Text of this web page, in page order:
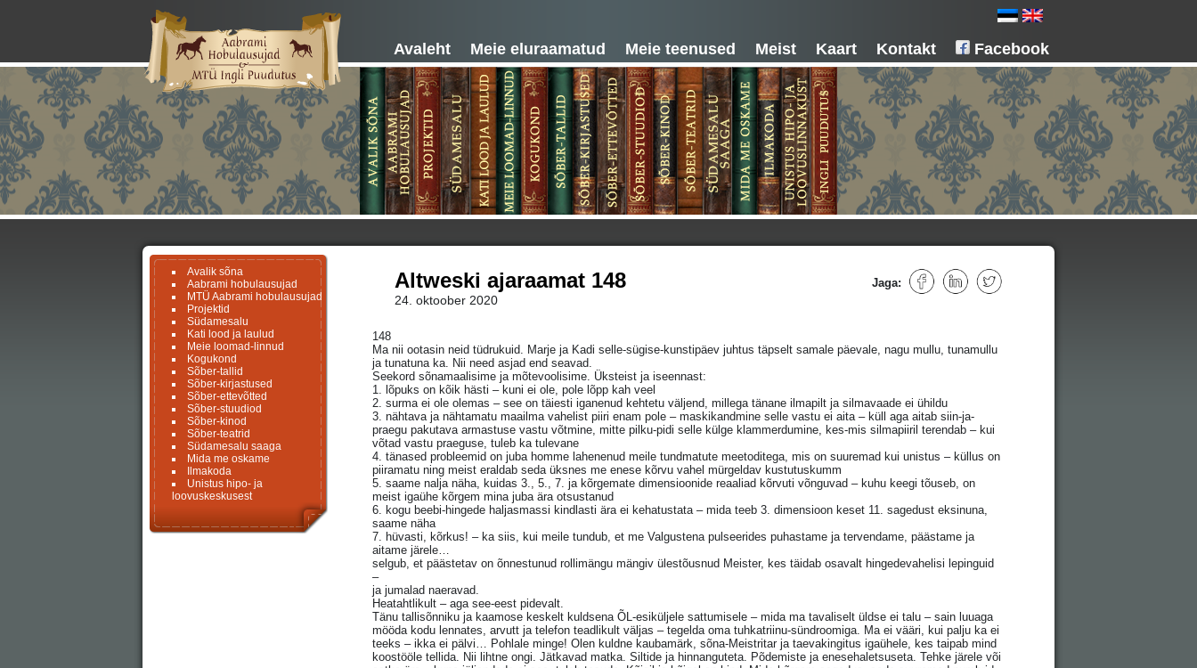
Avaleht Meie eluraamatud Meie teenused Meist Kaart Kontakt Facebook
Avalik sõna
Aabrami hobulausujad
MTÜ Aabrami hobulausujad
Projektid
Südamesalu
Kati lood ja laulud
Meie loomad-linnud
Kogukond
Sõber-tallid
Sõber-kirjastused
Sõber-ettevõtted
Sõber-stuudiod
Sõber-kinod
Sõber-teatrid
Südamesalu saaga
Mida me oskame
Ilmakoda
Unistus hipo- ja
loovuskeskusest
Altweski ajaraamat 148
24. oktoober 2020
Jaga:
148
Ma nii ootasin neid tüdrukuid. Marje ja Kadi selle-sügise-kunstipäev juhtus täpselt samale päevale, nagu mullu, tunamullu
ja tunatuna ka. Nii need asjad end seavad.
Seekord sõnamaalisime ja mõtevoolisime. Üksteist ja iseennast:
1. lõpuks on kõik hästi – kuni ei ole, pole lõpp kah veel
2. surma ei ole olemas – see on täiesti iganenud kehtetu väljend, millega tänane ilmapilt ja silmavaade ei ühildu
3. nähtava ja nähtamatu maailma vahelist piiri enam pole – maskikandmine selle vastu ei aita – küll aga aitab siin-ja-
praegu pakutava armastuse vastu võtmine, mitte pilku-pidi selle külge klammerdumine, kes-mis silmapiiril terendab – kui
võtad vastu praeguse, tuleb ka tulevane
4. tänased probleemid on juba homme lahenenud meile tundmatute meetoditega, mis on suuremad kui unistus – küllus on
piiramatu ning meist eraldab seda üksnes me enese kõrvu vahel mürgeldav kustutuskumm
5. saame nalja näha, kuidas 3., 5., 7. ja kõrgemate dimensioonide reaaliad kõrvuti võnguvad – kuhu keegi tõuseb, on
meist igaühe kõrgem mina juba ära otsustanud
6. kogu beebi-hingede haljasmassi kindlasti ära ei kehatustata – mida teeb 3. dimensioon keset 11. sagedust eksinuna,
saame näha
7. hüvasti, kõrkus! – ka siis, kui meile tundub, et me Valgustena pulseerides puhastame ja tervendame, päästame ja
aitame järele…
selgub, et päästetav on õnnestunud rollimängu mängiv ülestõusnud Meister, kes täidab osavalt hingedevahelisi lepinguid
–
ja jumalad naeravad.
Heatahtlikult – aga see-eest pidevalt.
Tänu tallisõnniku ja kaamose keskelt kuldsena ÕL-esiküljele sattumisele – mida ma tavaliselt üldse ei talu – sain luuaga
mööda kodu lennates, arvutt ja telefon teadlikult väljas – tegelda oma tuhkatriinu-sündroomiga. Ma ei vääri, kui palju ka ei
teeks – ikka ei pälvi… Pohlale minge! Olen kuldne kaubamärk, sõna-Meistritar ja taevakingitus igaühele, kes taipab mind
koostööle tellida. Nii lihtne ongi. Jätkavad matka. Siltide ja hinnanguteta. Põdemiste ja enesehaletsuseta. Tehke järele või